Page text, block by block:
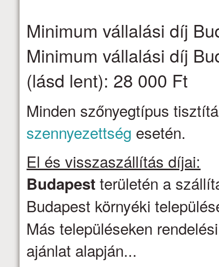
Minimum vállalási díj
Minimum vállalási díj
(lásd lent): 28 000 Ft
Minden szőnyegtípus
szennyezettség esetén.
El és visszaszállítás díjai:
Budapest területén a
Budapest környéki
Más településeken
ajánlat alapján...